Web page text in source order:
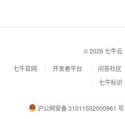
© 2026 七牛云
七牛官网 开发者平台 问答社区
七牛标识
沪公网安备 31011502000961 号